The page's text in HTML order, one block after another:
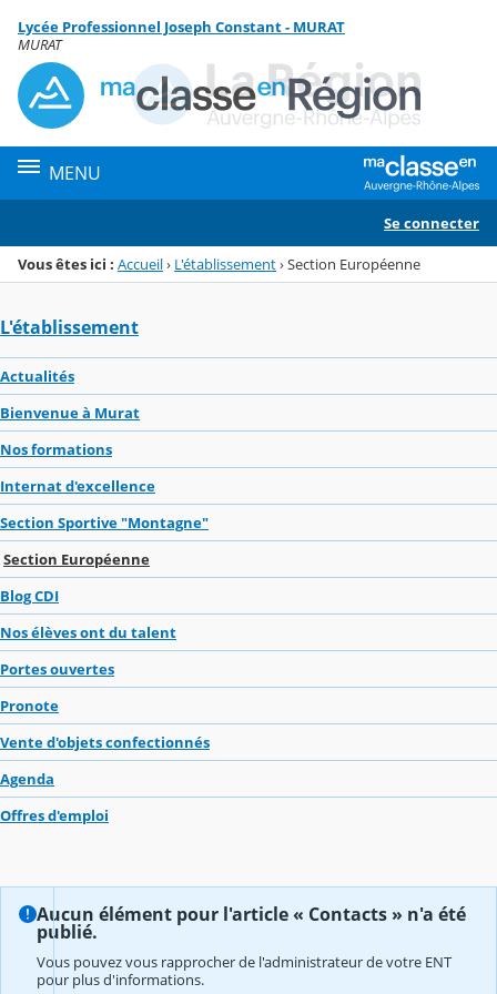
Menu de la rubrique
Contenu
Lycée Professionnel Joseph Constant - MURAT
MURAT
MENU
Se connecter
Vous êtes ici : Accueil› L'établissement›Section Européenne
L'établissement
Actualités
Bienvenue à Murat
Nos formations
Internat d'excellence
Section Sportive "Montagne"
Section Européenne
Blog CDI
Nos élèves ont du talent
Portes ouvertes
Pronote
Vente d'objets confectionnés
Agenda
Offres d'emploi
Aucun élément pour l'article « Contacts » n'a été
publié.
Vous pouvez vous rapprocher de l'administrateur de votre ENT
pour plus d'informations.